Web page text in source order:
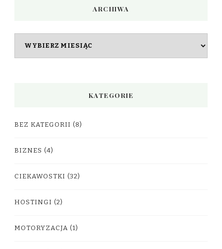
ARCHIWA
KATEGORIE
BEZ KATEGORII (8)
BIZNES (4)
CIEKAWOSTKI (32)
HOSTINGI (2)
MOTORYZACJA (1)